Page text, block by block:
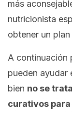
más
nutricionista
obtener un
A continuación
pueden ayudar
bien no se
curativos